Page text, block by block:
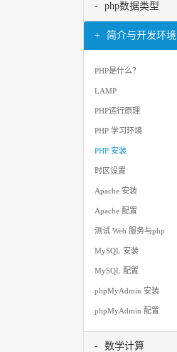
php数据类型
简介与开发环境
PHP是什么？
LAMP
PHP运行原理
PHP 学习环境
PHP 安装
时区设置
Apache 安装
Apache 配置
测试 Web 服务与php
MySQL 安装
MySQL 配置
phpMyAdmin 安装
phpMyAdmin 配置
数学计算